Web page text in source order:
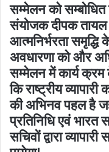
सम्मेलन को
संयोजक दीपक तायल
आत्मनिर्भरता
अवधारणा को और
सम्मेलन में कार्य
कि राष्ट्रीय
की अभिनव पहल है
प्रतिनिधि एवं भारत
सचिवों द्वारा